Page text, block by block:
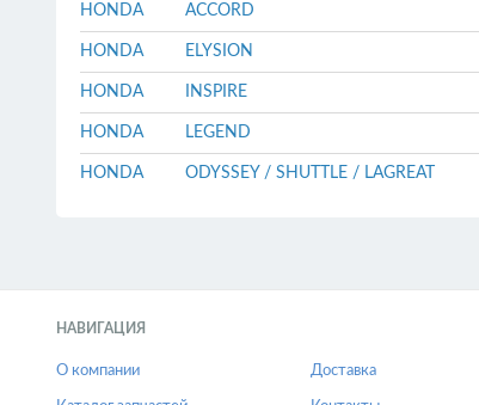
HONDA ACCORD
HONDA ELYSION
HONDA INSPIRE
HONDA LEGEND
HONDA ODYSSEY / SHUTTLE / LAGREAT
НАВИГАЦИЯ
О компании Доставка